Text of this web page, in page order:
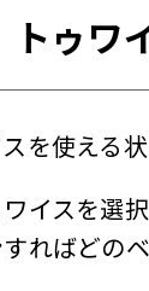
トゥワ
を使える
イスを選
ればどの